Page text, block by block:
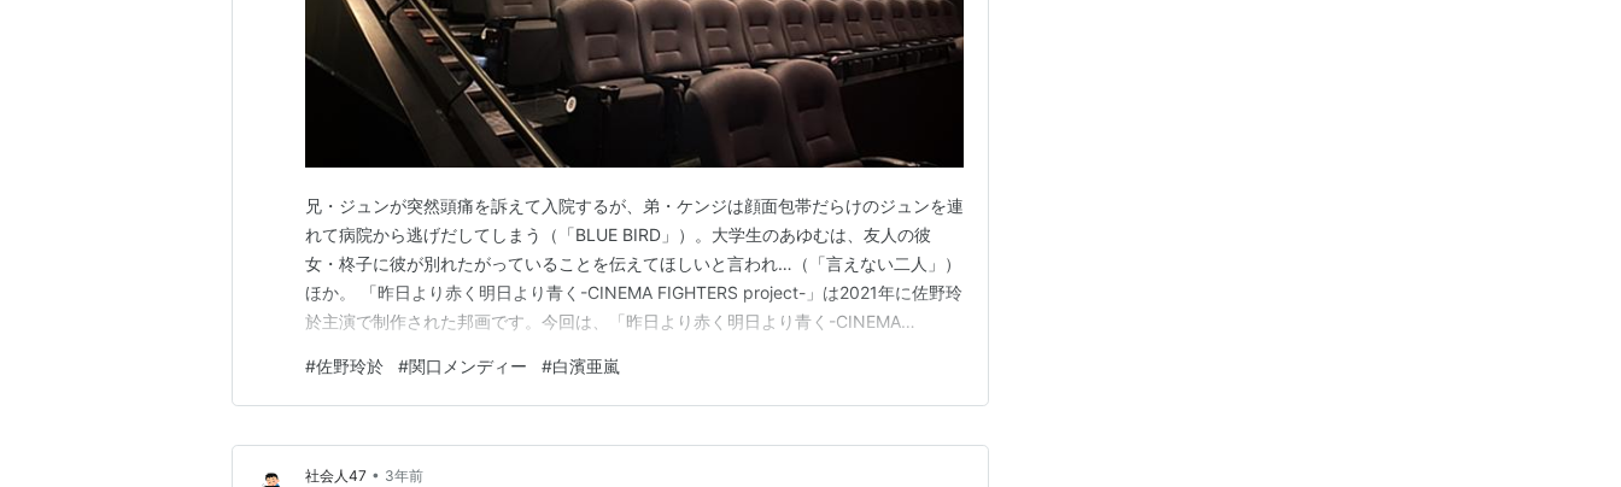
兄・ジュンが突然頭痛を訴えて入院するが、弟・ケンジは顔面包帯だらけのジュンを連
れて病院から逃げだしてしまう（「BLUE BIRD」）。大学生のあゆむは、友人の彼
女・柊子に彼が別れたがっていることを伝えてほしいと言われ…（「言えない二人」）
ほか。 「昨日より赤く明日より青く-CINEMA FIGHTERS project-」は2021年に佐野玲
於主演で制作された邦画です。今回は、「昨日より赤く明日より青く-CINEMA
トではまず動画は見つからないと思います。昔よりもずっと、違法アップロード動画の
取り締…
#佐野玲於 #関口メンディー #白濱亜嵐
社会人47 • 3年前